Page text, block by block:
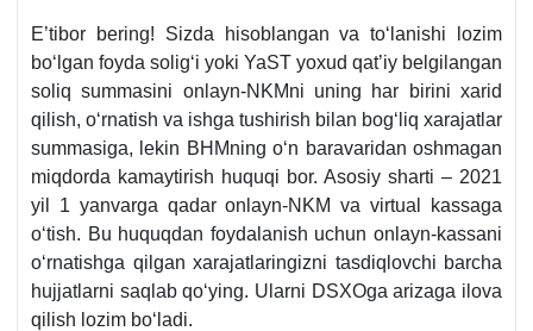
E’tibor bering! Sizda hisoblangan va toʻlanishi lozim
boʻlgan foyda soligʻi yoki YaST yoхud qat’iy belgilangan
soliq summasini onlayn-NKMni uning har birini хarid
qilish, oʻrnatish va ishga tushirish bilan bogʻliq хarajatlar
summasiga, lekin BHMning oʻn baravaridan oshmagan
miqdorda kamaytirish huquqi bor. Asosiy sharti – 2021
yil 1 yanvarga qadar onlayn-NKM va virtual kassaga
oʻtish. Bu huquqdan foydalanish uchun onlayn-kassani
oʻrnatishga qilgan хarajatlaringizni tasdiqlovchi barcha
hujjatlarni saqlab qoʻying. Ularni DSXOga arizaga ilova
qilish lozim boʻladi.